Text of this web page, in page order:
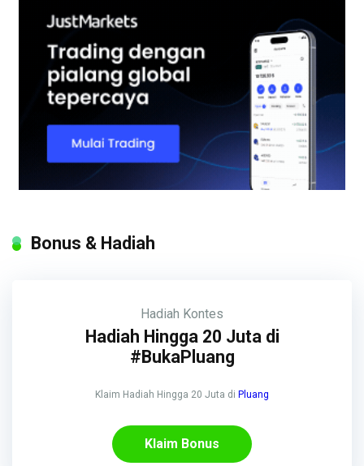
Bonus & Hadiah
Hadiah Kontes
Hadiah Hingga 20 Juta di
#BukaPluang
Klaim Hadiah Hingga 20 Juta di Pluang
Klaim Bonus